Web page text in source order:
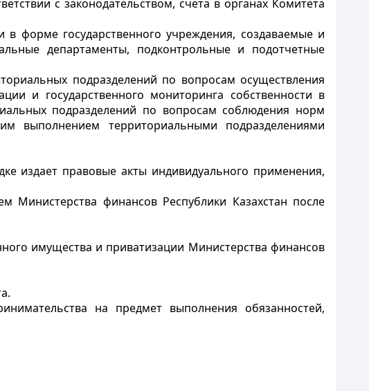
с законодательством, счета в органах Комитета
форме государственного учреждения, создаваемые и
департаменты, подконтрольные и подотчетные
подразделений по вопросам осуществления
и государственного мониторинга собственности в
подразделений по вопросам соблюдения норм
выполнением территориальными подразделениями
издает правовые акты индивидуального применения,
Министерства финансов Республики Казахстан после
имущества и приватизации Министерства финансов
на предмет выполнения обязанностей,